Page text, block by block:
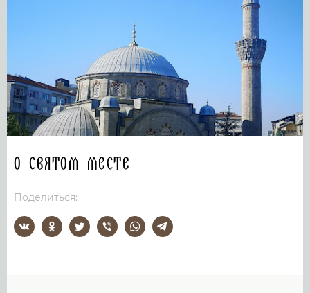
О святом месте
Поделиться: